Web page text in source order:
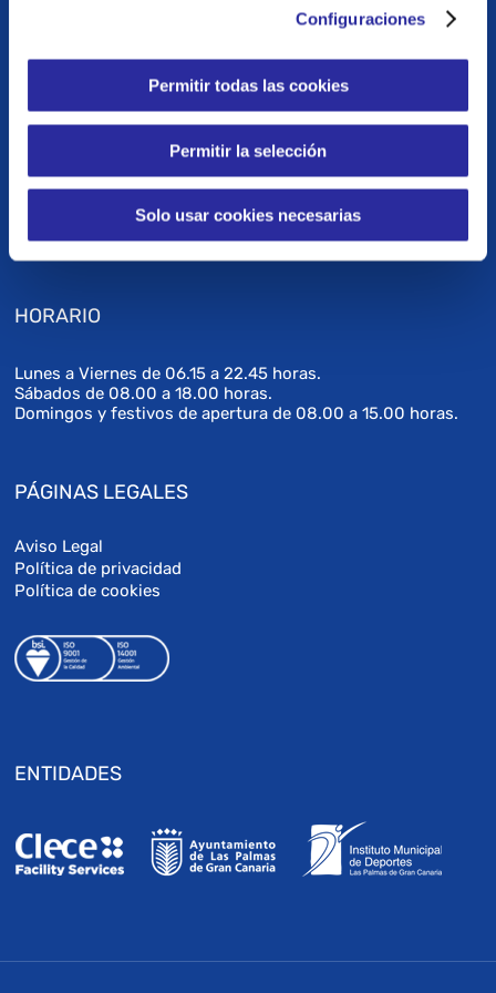
Configuraciones
Permitir todas las cookies
Permitir la selección
Solo usar cookies necesarias
C/ José Antonio Gutiérrez Mellado esq. Juan Pulido
Rodríguez s/n
Las Palmas de Gran Canaria
(Canarias, España)
Tel: 928 916 811 – 928 916 812
gestion_cdtamaraceite@clecefs.com
HORARIO
Lunes a Viernes de 06.15 a 22.45 horas.
Sábados de 08.00 a 18.00 horas.
Domingos y festivos de apertura de 08.00 a 15.00 horas.
PÁGINAS LEGALES
Aviso Legal
Política de privacidad
Política de cookies
ENTIDADES